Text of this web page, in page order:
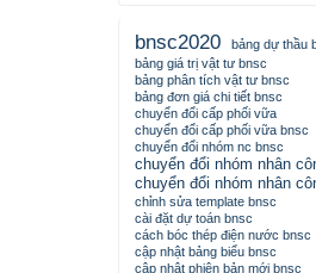
bnsc2020
bảng dự thầu
bảng giá trị vật tư bnsc
bảng phân tích vật tư bnsc
bảng đơn giá chi tiết bnsc
chuyển đổi cấp phối vữa
chuyển đổi cấp phối vữa bnsc
chuyển đổi nhóm nc bnsc
chuyển đổi nhóm nhân
chuyển đổi nhóm nhân
chỉnh sửa template bnsc
cài đặt dự toán bnsc
cách bóc thép điện nước bnsc
cập nhật bảng biểu bnsc
cập nhật phiên bản mới bnsc